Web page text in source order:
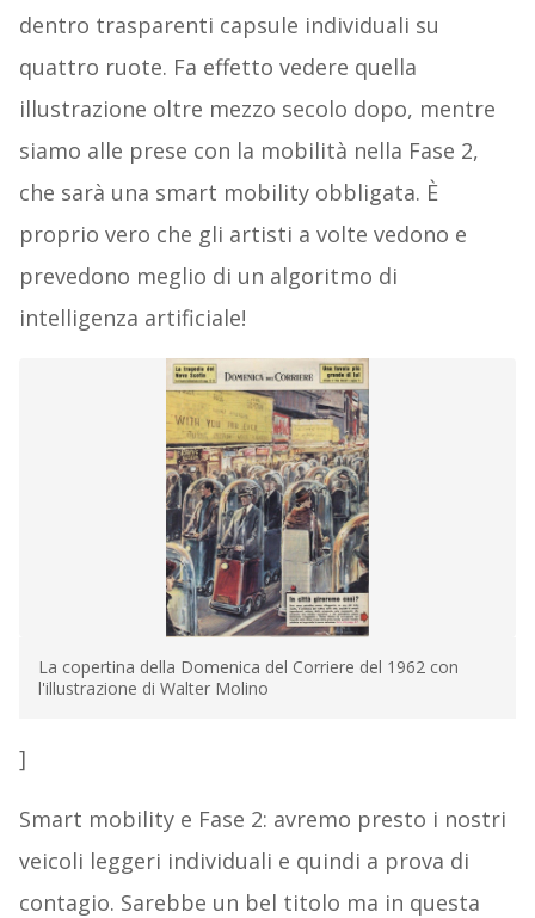
dentro trasparenti capsule individuali su
quattro ruote. Fa effetto vedere quella
illustrazione oltre mezzo secolo dopo, mentre
siamo alle prese con la mobilità nella Fase 2,
che sarà una smart mobility obbligata. È
proprio vero che gli artisti a volte vedono e
prevedono meglio di un algoritmo di
intelligenza artificiale!
La copertina della Domenica del Corriere del 1962 con
l'illustrazione di Walter Molino
]
Smart mobility e Fase 2: avremo presto i nostri
veicoli leggeri individuali e quindi a prova di
contagio. Sarebbe un bel titolo ma in questa